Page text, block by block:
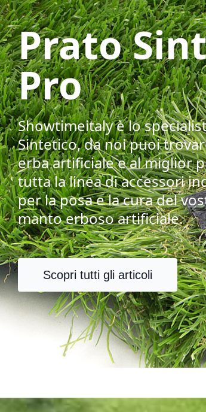
Prato
Pro
Showtimeitaly è lo
Sintetico, da noi puoi
erba artificiale e al miglior
tutta la linea di accessori
per la posa e la cura del
manto erboso artificiale.
Scopri tutti gli articoli